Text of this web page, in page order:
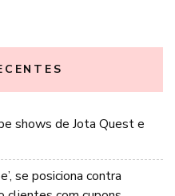
shows de Jota Quest e
se posiciona contra